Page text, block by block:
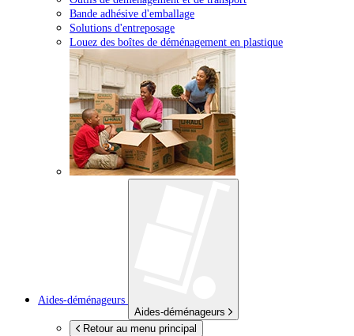
Bande adhésive d'emballage
Solutions d'entreposage
Louez des boîtes de déménagement en plastique
Aides-déménageurs
Aides-déménageurs
Retour au menu principal